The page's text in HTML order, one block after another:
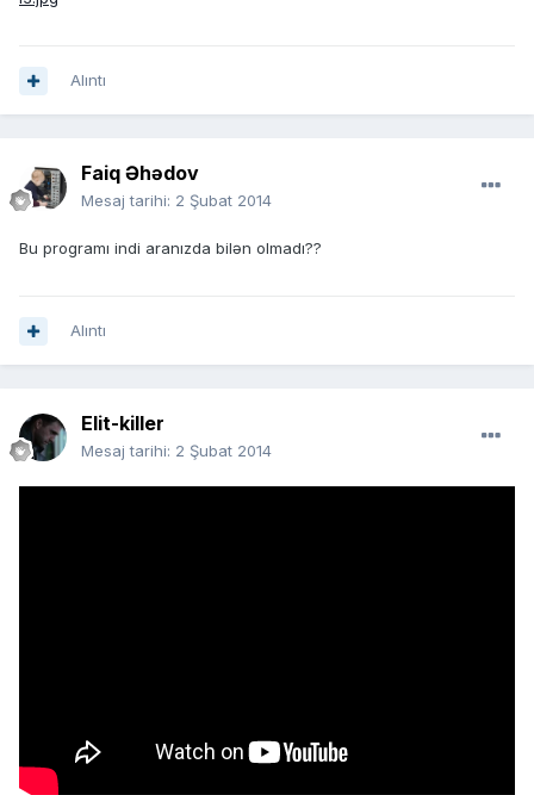
Alıntı
Faiq Əhədov
Mesaj tarihi: 2 Şubat 2014
Bu programı indi aranızda bilən olmadı??
Alıntı
Elit-killer
Mesaj tarihi: 2 Şubat 2014